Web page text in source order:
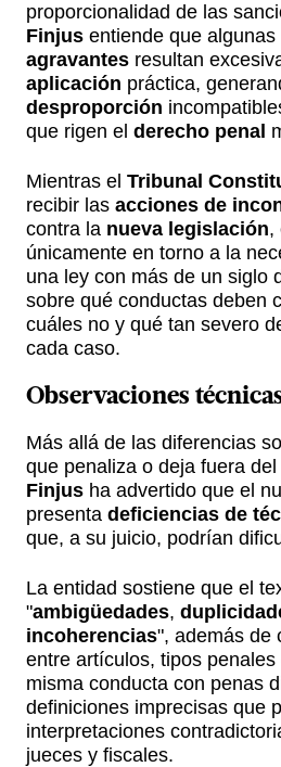
proporcionalidad de las
Finjus entiende que algunas
agravantes resultan
aplicación práctica,
desproporción
que rigen el derecho penal
Mientras el Tribunal
recibir las acciones de
contra la nueva legislación,
únicamente en torno a la
una ley con más de un siglo
sobre qué conductas deben
cuáles no y qué tan severo
cada caso.
Observaciones
Más allá de las diferencias
que penaliza o deja fuera
Finjus ha advertido que el
presenta deficiencias de
que, a su juicio, podrían
La entidad sostiene que el
"ambigüedades,
incoherencias", además de
entre artículos, tipos
misma conducta con penas
definiciones imprecisas que
interpretaciones
jueces y fiscales.